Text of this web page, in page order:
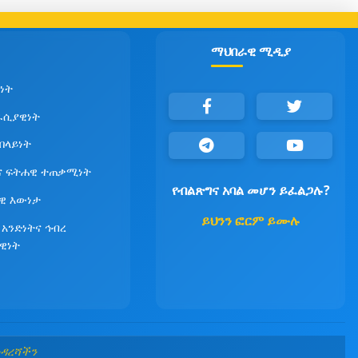
ፍትሐዊ ተጠቃሚነት
እውነታ
ኅብረ
ማህበራዊ ሚዲያ
የብልጽግና አባል መሆን ይፈልጋሉ?
ይህንን ፎርም ይሙሉ